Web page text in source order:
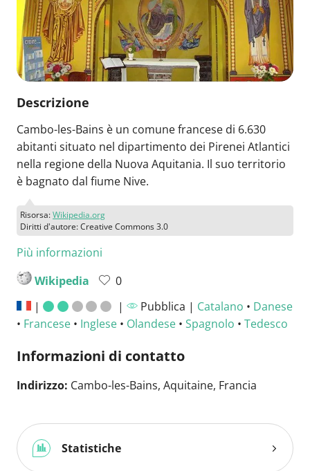
Descrizione
Cambo-les-Bains è un comune francese di 6.630
abitanti situato nel dipartimento dei Pirenei Atlantici
nella regione della Nuova Aquitania. Il suo territorio
è bagnato dal fiume Nive.
Risorsa:Wikipedia.org
Diritti d'autore: Creative Commons 3.0
Più informazioni
Wikipedia
0
|
| Pubblica | Catalano • Danese
• Francese • Inglese • Olandese • Spagnolo • Tedesco
Informazioni di contatto
Indirizzo: Cambo-les-Bains, Aquitaine, Francia
Statistiche